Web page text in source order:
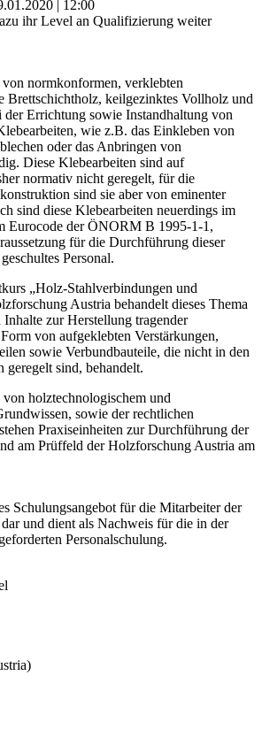
| 12:00
normkonformen, verklebten
Brettschichtholz, keilgezinktes Vollholz und
der Errichtung sowie Instandhaltung von
wie z.B. das Einkleben von
oder das Anbringen von
Diese Klebearbeiten sind auf
normativ nicht geregelt, für die
sind sie aber von eminenter
sind diese Klebearbeiten neuerdings im
Eurocode der ÖNORM B 1995-1-1,
für die Durch­führung dieser
Personal.
„Holz-Stahlverbindungen und
Austria behandelt dieses Thema
zur Herstellung tragender
von aufge­klebten Verstärkungen,
sowie Verbundbautei­le, die nicht in den
geregelt sind, behandelt.
holztechnologischem und
sowie der rechtlichen
Praxiseinheiten zur Durchführung der
am Prüffeld der Holzforschung Austria am
Schulungsangebot für die Mitarbeiter der
und dient als Nachweis für die in der
Personalschulung.